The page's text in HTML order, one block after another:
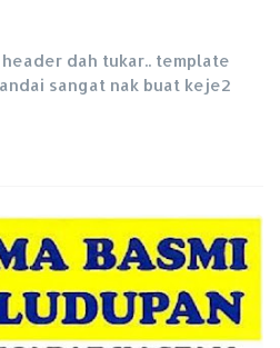
dah tukar.. template
sangat nak buat keje2